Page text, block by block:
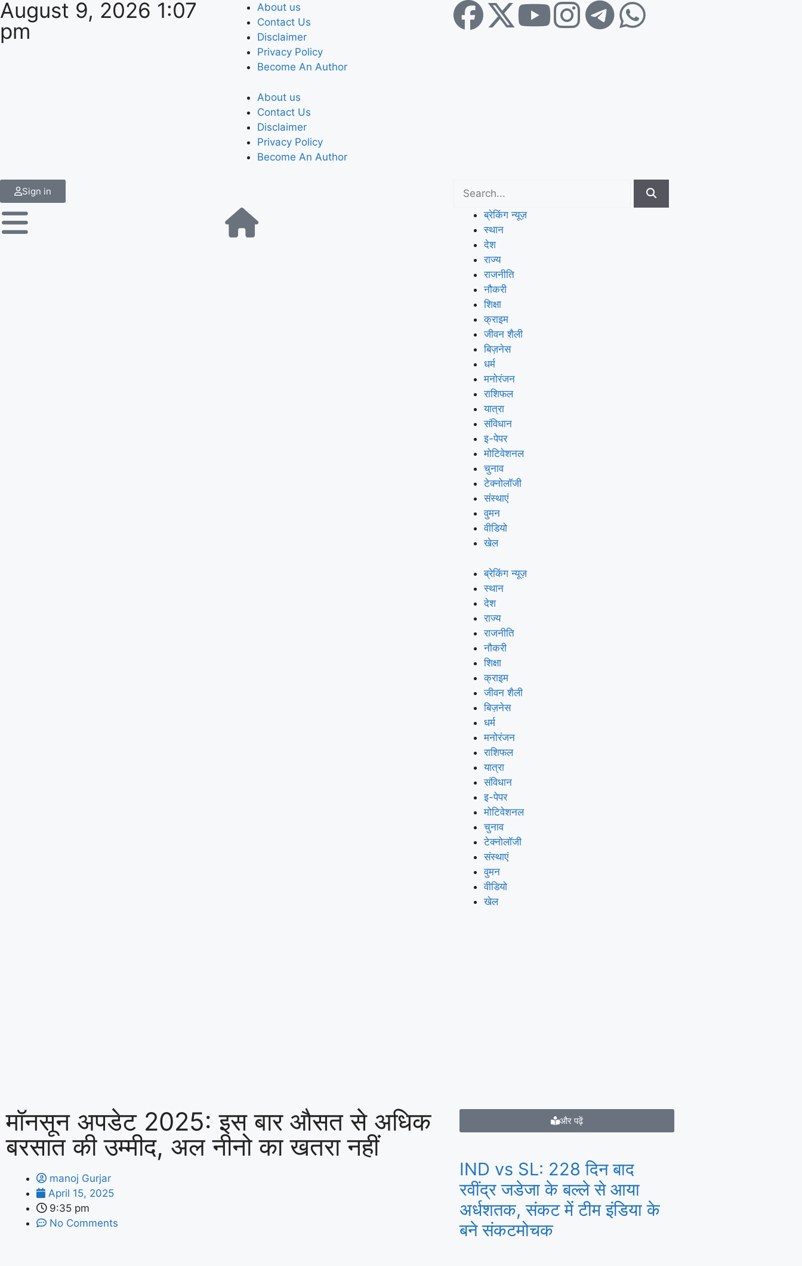
August 9, 2026 1:07
pm
About us
Contact Us
Disclaimer
Privacy Policy
Become An Author
About us
Contact Us
Disclaimer
Privacy Policy
Become An Author
Sign in
ब्रेकिंग न्यूज़
स्थान
देश
राज्य
राजनीति
नौकरी
शिक्षा
क्राइम
जीवन शैली
बिज़नेस
धर्म
मनोरंजन
राशिफल
यात्रा
संविधान
इ-पेपर
मोटिवेशनल
चुनाव
टेक्नोलॉजी
संस्थाएं
वुमन
वीडियो
खेल
ब्रेकिंग न्यूज़
स्थान
देश
राज्य
राजनीति
नौकरी
शिक्षा
क्राइम
जीवन शैली
बिज़नेस
धर्म
मनोरंजन
राशिफल
यात्रा
संविधान
इ-पेपर
मोटिवेशनल
चुनाव
टेक्नोलॉजी
संस्थाएं
वुमन
वीडियो
खेल
मॉनसून अपडेट 2025: इस बार औसत से अधिक
बरसात की उम्मीद, अल नीनो का खतरा नहीं
manoj Gurjar
April 15, 2025
9:35 pm
No Comments
और पढ़ें
IND vs SL: 228 दिन बाद
रवींद्र जडेजा के बल्ले से आया
अर्धशतक, संकट में टीम इंडिया के
बने संकटमोचक